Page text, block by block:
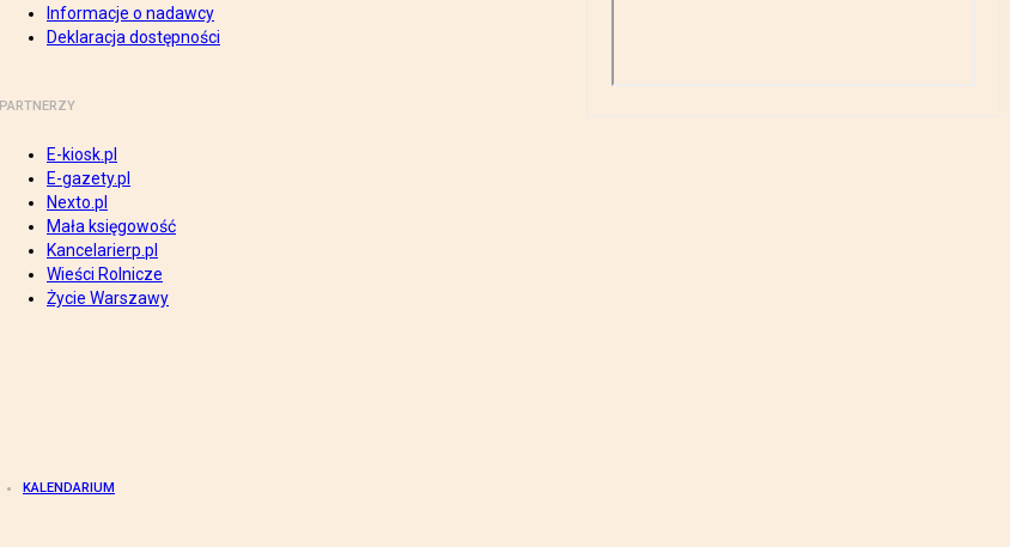
Informacje o nadawcy
Deklaracja dostępności
PARTNERZY
E-kiosk.pl
E-gazety.pl
Nexto.pl
Mała księgowość
Kancelarierp.pl
Wieści Rolnicze
Życie Warszawy
KALENDARIUM